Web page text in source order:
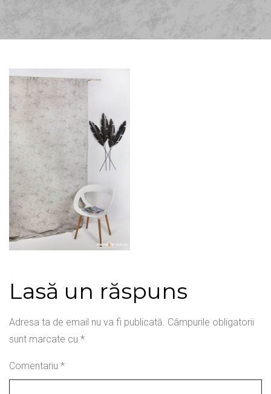
Lasă un răspuns
Adresa ta de email nu va fi publicată. Câmpurile obligatorii
sunt marcate cu *
Comentariu *